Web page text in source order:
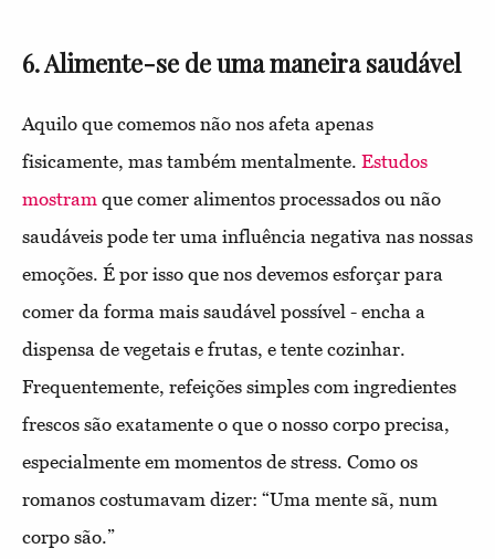
6. Alimente-se de uma maneira saudável
Aquilo que comemos não nos afeta apenas
fisicamente, mas também mentalmente. Estudos
mostram que comer alimentos processados ou não
saudáveis pode ter uma influência negativa nas nossas
emoções. É por isso que nos devemos esforçar para
comer da forma mais saudável possível - encha a
dispensa de vegetais e frutas, e tente cozinhar.
Frequentemente, refeições simples com ingredientes
frescos são exatamente o que o nosso corpo precisa,
especialmente em momentos de stress. Como os
romanos costumavam dizer: “Uma mente sã, num
corpo são.”